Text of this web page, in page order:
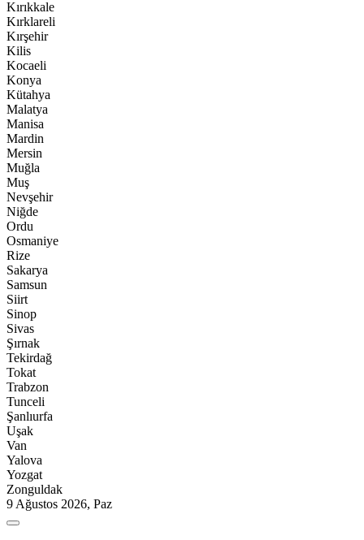
Kırıkkale
Kırklareli
Kırşehir
Kilis
Kocaeli
Konya
Kütahya
Malatya
Manisa
Mardin
Mersin
Muğla
Muş
Nevşehir
Niğde
Ordu
Osmaniye
Rize
Sakarya
Samsun
Siirt
Sinop
Sivas
Şırnak
Tekirdağ
Tokat
Trabzon
Tunceli
Şanlıurfa
Uşak
Van
Yalova
Yozgat
Zonguldak
9 Ağustos 2026, Paz